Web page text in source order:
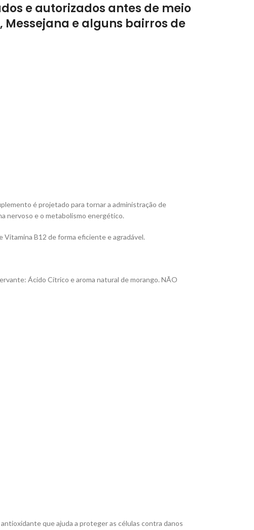
e autorizados antes de meio
e alguns bairros de
é projetado para tornar a administração de
nervoso e o metabolismo energético.
Vitamina B12 de forma eficiente e agradável.
Ácido Cítrico e aroma natural de morango. NÃO
que ajuda a proteger as células contra danos